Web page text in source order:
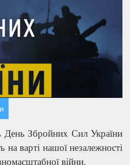
День Збройних Сил України
на варті нашої незалежності
війни.